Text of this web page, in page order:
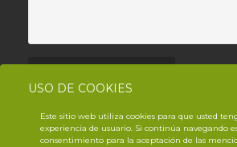
USO DE COOKIES
Este sitio web utiliza cookies para que usted
experiencia de usuario. Si continúa navegando
consentimiento para la aceptación de las